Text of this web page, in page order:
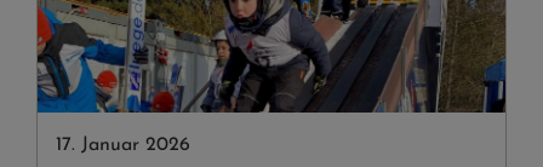
17. Januar 2026